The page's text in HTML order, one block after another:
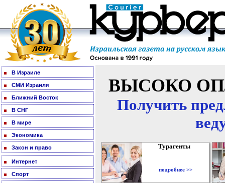
В Израиле
СМИ Израиля
Ближний Восток
В СНГ
В мире
Экономика
Закон и право
Интернет
Спорт
ВЫСОКО
Получить
Турагенты
подробнее >>